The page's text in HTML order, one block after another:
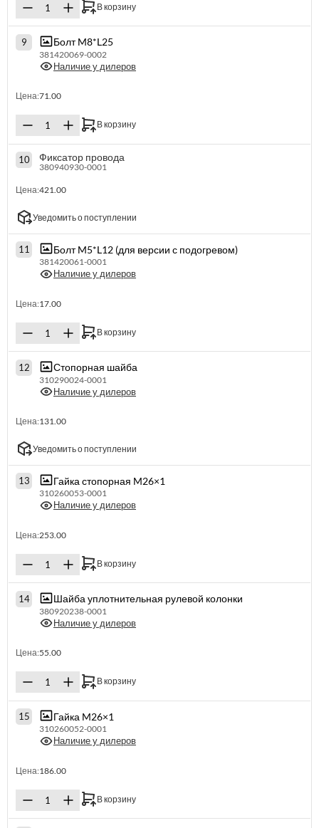
В корзину
9 Болт M8*L25
381420069-0002
Наличие у дилеров
Цена:71.00
В корзину
10 Фиксатор провода
380940930-0001
Цена:421.00
Уведомить о поступлении
11 Болт M5*L12 (для версии с подогревом)
381420061-0001
Наличие у дилеров
Цена:17.00
В корзину
12 Стопорная шайба
310290024-0001
Наличие у дилеров
Цена:131.00
Уведомить о поступлении
13 Гайка стопорная M26×1
310260053-0001
Наличие у дилеров
Цена:253.00
В корзину
14 Шайба уплотнительная рулевой колонки
380920238-0001
Наличие у дилеров
Цена:55.00
В корзину
15 Гайка M26×1
310260052-0001
Наличие у дилеров
Цена:186.00
В корзину